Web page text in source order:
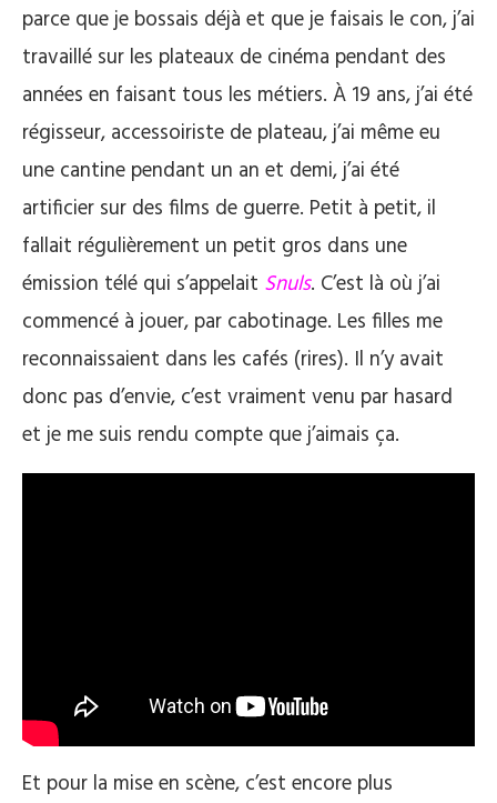
parce que je bossais déjà et que je faisais le con, j’ai
travaillé sur les plateaux de cinéma pendant des
années en faisant tous les métiers. À 19 ans, j’ai été
régisseur, accessoiriste de plateau, j’ai même eu
une cantine pendant un an et demi, j’ai été
artificier sur des films de guerre. Petit à petit, il
fallait régulièrement un petit gros dans une
émission télé qui s’appelait Snuls. C’est là où j’ai
commencé à jouer, par cabotinage. Les filles me
reconnaissaient dans les cafés (rires). Il n’y avait
donc pas d’envie, c’est vraiment venu par hasard
et je me suis rendu compte que j’aimais ça.
Et pour la mise en scène, c’est encore plus